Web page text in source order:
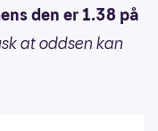
den er 1.38 på
at oddsen kan